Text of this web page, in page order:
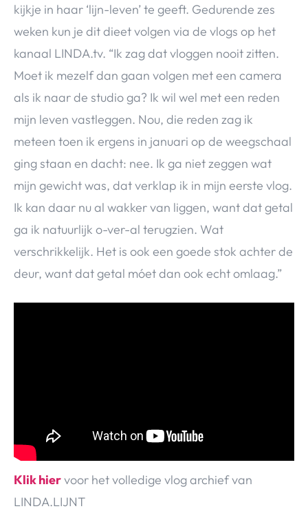
kijkje in haar ‘lijn-leven’ te geeft. Gedurende zes
weken kun je dit dieet volgen via de vlogs op het
kanaal LINDA.tv. “Ik zag dat vloggen nooit zitten.
Moet ik mezelf dan gaan volgen met een camera
als ik naar de studio ga? Ik wil wel met een reden
mijn leven vastleggen. Nou, die reden zag ik
meteen toen ik ergens in januari op de weegschaal
ging staan en dacht: nee. Ik ga niet zeggen wat
mijn gewicht was, dat verklap ik in mijn eerste vlog.
Ik kan daar nu al wakker van liggen, want dat getal
ga ik natuurlijk o-ver-al terugzien. Wat
verschrikkelijk. Het is ook een goede stok achter de
deur, want dat getal móet dan ook echt omlaag.”
Klik hiervoor het volledige vlog archief van
LINDA.LIJNT